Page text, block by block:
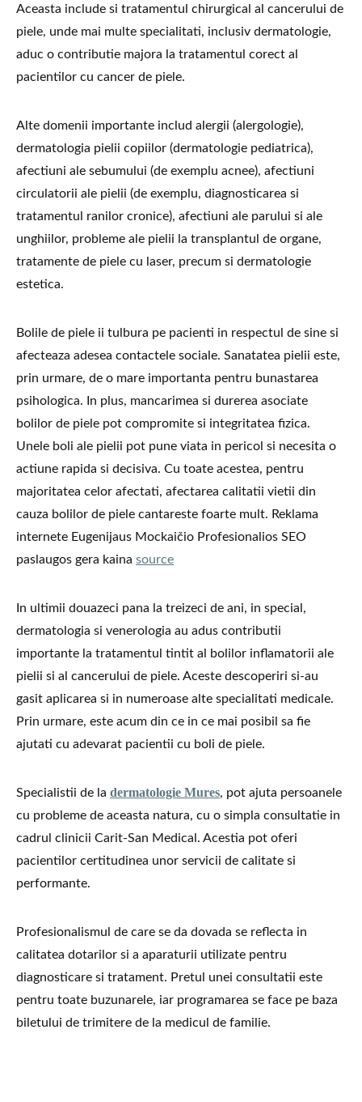
Aceasta include si tratamentul chirurgical al cancerului de
piele, unde mai multe specialitati, inclusiv dermatologie,
aduc o contributie majora la tratamentul corect al
pacientilor cu cancer de piele.
Alte domenii importante includ alergii (alergologie),
dermatologia pielii copiilor (dermatologie pediatrica),
afectiuni ale sebumului (de exemplu acnee), afectiuni
circulatorii ale pielii (de exemplu, diagnosticarea si
tratamentul ranilor cronice), afectiuni ale parului si ale
unghiilor, probleme ale pielii la transplantul de organe,
tratamente de piele cu laser, precum si dermatologie
estetica.
Bolile de piele ii tulbura pe pacienti in respectul de sine si
afecteaza adesea contactele sociale. Sanatatea pielii este,
prin urmare, de o mare importanta pentru bunastarea
psihologica. In plus, mancarimea si durerea asociate
bolilor de piele pot compromite si integritatea fizica.
Unele boli ale pielii pot pune viata in pericol si necesita o
actiune rapida si decisiva. Cu toate acestea, pentru
majoritatea celor afectati, afectarea calitatii vietii din
cauza bolilor de piele cantareste foarte mult. Reklama
internete Eugenijaus Mockaičio Profesionalios SEO
paslaugos gera kaina source
In ultimii douazeci pana la treizeci de ani, in special,
dermatologia si venerologia au adus contributii
importante la tratamentul tintit al bolilor inflamatorii ale
pielii si al cancerului de piele. Aceste descoperiri si-au
gasit aplicarea si in numeroase alte specialitati medicale.
Prin urmare, este acum din ce in ce mai posibil sa fie
ajutati cu adevarat pacientii cu boli de piele.
Specialistii de la dermatologie Mures, pot ajuta persoanele
cu probleme de aceasta natura, cu o simpla consultatie in
cadrul clinicii Carit-San Medical. Acestia pot oferi
pacientilor certitudinea unor servicii de calitate si
performante.
Profesionalismul de care se da dovada se reflecta in
calitatea dotarilor si a aparaturii utilizate pentru
diagnosticare si tratament. Pretul unei consultatii este
pentru toate buzunarele, iar programarea se face pe baza
biletului de trimitere de la medicul de familie.